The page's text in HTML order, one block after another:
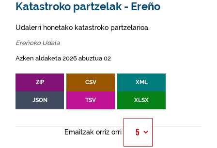
Katastroko partzelak - Ereño
Udalerri honetako katastroko partzelarioa.
Ereñoko Udala
Azken aldaketa 2026 abuztua 02
ZIP CSV XML
JSON TSV XLSX
Emaitzak orriz orri